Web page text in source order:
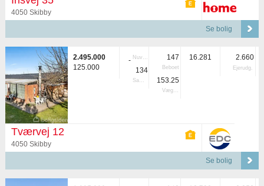
4050 Skibby
Se bolig
2.495.000
125.000
- Nuvær.
134
Samlet
147
Beboet
153.25
Vægtet
16.281 2.660
Ejerudg.
Tværvej 12
4050 Skibby
Se bolig